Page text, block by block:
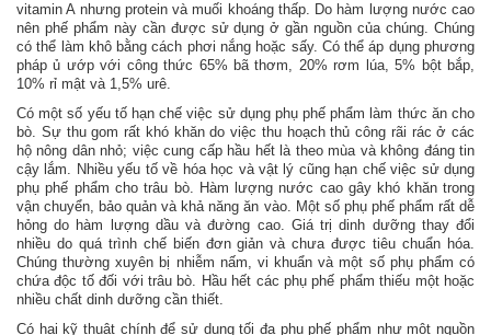
vitamin A nhưng protein và muối khoáng thấp. Do hàm lượng nước cao
nên phế phẩm này cần được sử dụng ở gần nguồn của chúng. Chúng
có thể làm khô bằng cách phơi nắng hoặc sấy. Có thể áp dụng phương
pháp ủ ướp với công thức 65% bã thơm, 20% rơm lúa, 5% bột bắp,
10% rỉ mật và 1,5% urê.
Có một số yếu tố hạn chế việc sử dụng phụ phế phẩm làm thức ăn cho
bò. Sự thu gom rất khó khăn do việc thu hoạch thủ công rãi rác ở các
hộ nông dân nhỏ; việc cung cấp hầu hết là theo mùa và không đáng tin
cậy lắm. Nhiều yếu tố về hóa học và vật lý cũng hạn chế việc sử dụng
phụ phế phẩm cho trâu bò. Hàm lượng nước cao gây khó khăn trong
vận chuyển, bảo quản và khả năng ăn vào. Một số phụ phế phẩm rất dễ
hỏng do hàm lượng dầu và đường cao. Giá trị dinh dưỡng thay đổi
nhiều do quá trình chế biến đơn giản và chưa được tiêu chuẩn hóa.
Chúng thường xuyên bị nhiễm nấm, vi khuẩn và một số phụ phẩm có
chứa độc tố đối với trâu bò. Hầu hết các phụ phế phẩm thiếu một hoặc
nhiều chất dinh dưỡng cần thiết.
Có hai kỹ thuật chính để sử dụng tối đa phụ phế phẩm như một nguồn